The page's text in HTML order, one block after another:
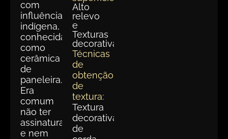
com
influência
indígena,
conhecida
como
cerâmica
de
paneleira.
Era
comum
não ter
assinatura
e nem
Alto
relevo
e
Texturas
decorativas
Técnicas
de
obtenção
de
textura:
Textura
decorativa
de